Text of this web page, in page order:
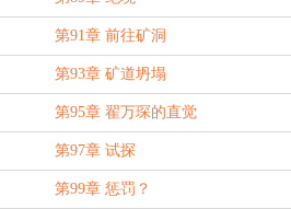
第91章 前往矿洞
第93章 矿道坍塌
第95章 翟万琛的直觉
第97章 试探
第99章 惩罚？